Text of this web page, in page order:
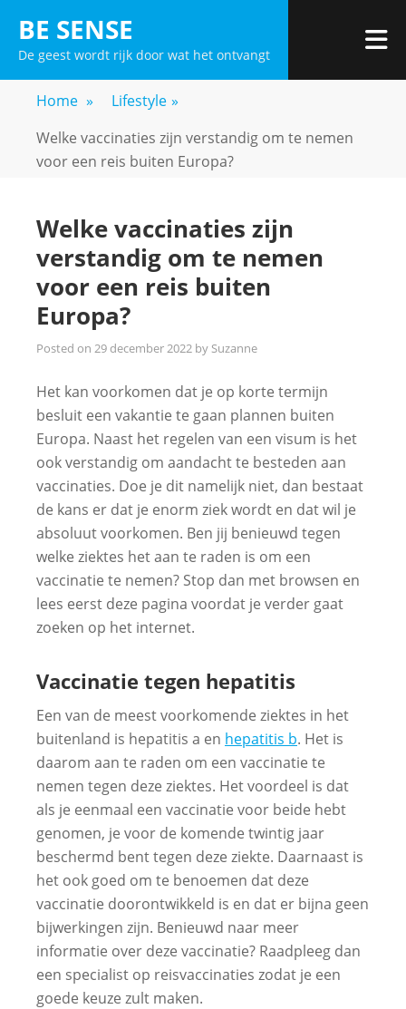
content
BE SENSE
De geest wordt rijk door wat het ontvangt
Home » Lifestyle »
Welke vaccinaties zijn verstandig om te nemen
voor een reis buiten Europa?
Welke vaccinaties zijn
verstandig om te nemen
voor een reis buiten
Europa?
Posted on 29 december 2022 by Suzanne
Het kan voorkomen dat je op korte termijn
besluit een vakantie te gaan plannen buiten
Europa. Naast het regelen van een visum is het
ook verstandig om aandacht te besteden aan
vaccinaties. Doe je dit namelijk niet, dan bestaat
de kans er dat je enorm ziek wordt en dat wil je
absoluut voorkomen. Ben jij benieuwd tegen
welke ziektes het aan te raden is om een
vaccinatie te nemen? Stop dan met browsen en
lees eerst deze pagina voordat je verder gaat
zoeken op het internet.
Vaccinatie tegen hepatitis
Een van de meest voorkomende ziektes in het
buitenland is hepatitis a en hepatitis b. Het is
daarom aan te raden om een vaccinatie te
nemen tegen deze ziektes. Het voordeel is dat
als je eenmaal een vaccinatie voor beide hebt
genomen, je voor de komende twintig jaar
beschermd bent tegen deze ziekte. Daarnaast is
het ook goed om te benoemen dat deze
vaccinatie doorontwikkeld is en dat er bijna geen
bijwerkingen zijn. Benieuwd naar meer
informatie over deze vaccinatie? Raadpleeg dan
een specialist op reisvaccinaties zodat je een
goede keuze zult maken.